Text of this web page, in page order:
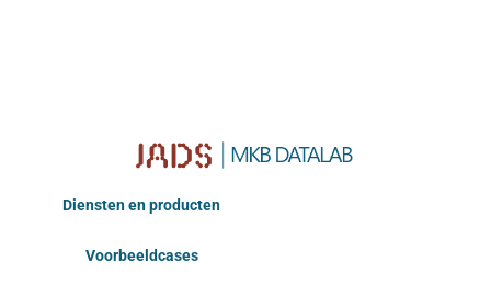
Diensten en producten
Voorbeeldcases